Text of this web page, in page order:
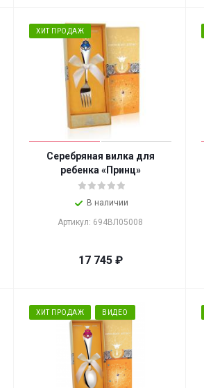
ХИТ ПРОДАЖ
Серебряная вилка для
ребенка «Принц»
В наличии
Артикул: 694ВЛ05008
17 745₽
ХИТ ПРОДАЖ ВИДЕО